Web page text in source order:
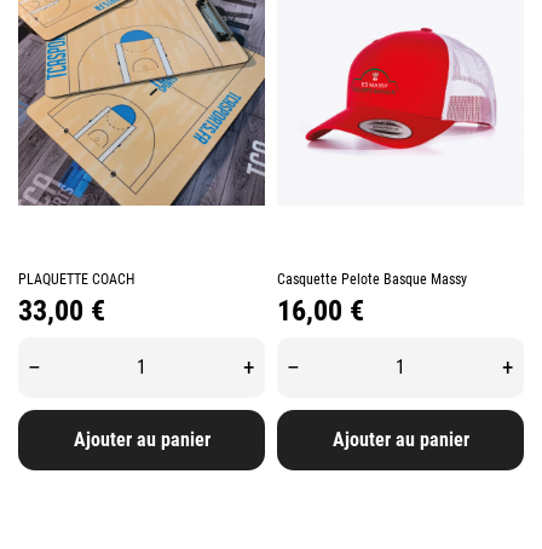
PLAQUETTE COACH
Prix
33,00 €
– +
Ajouter au panier
Casquette Pelote Basque Massy
Prix
16,00 €
– +
Ajouter au panier